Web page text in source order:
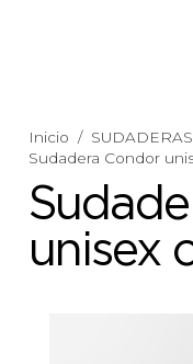
Inicio / SUDADERAS
Sudadera Condor
unisex